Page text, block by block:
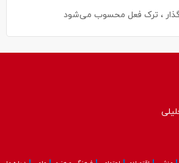
، ترک فعل محسوب می‌شود